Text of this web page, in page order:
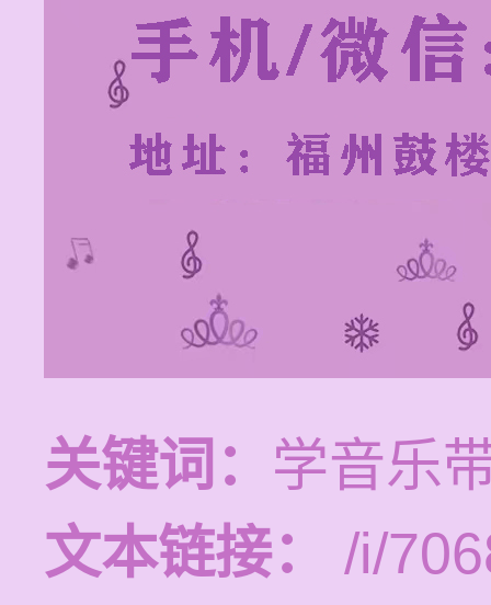
关键词： 学音乐
文本链接：
/i/